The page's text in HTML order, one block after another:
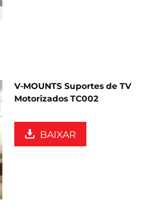
V-MOUNTS Suportes de TV
Motorizados TC002
BAIXAR